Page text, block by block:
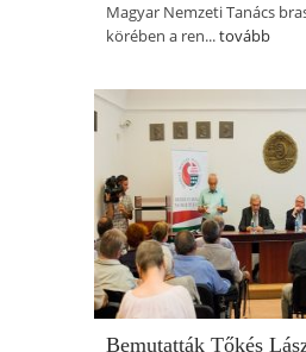
Magyar Nemzeti Tanács
körében a ren...tovább
Bemutatták Tőkés